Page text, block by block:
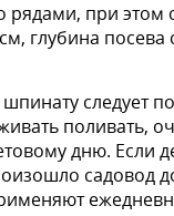
рядами, при
глубина посева
следует
поливать,
дню. Если
садовод